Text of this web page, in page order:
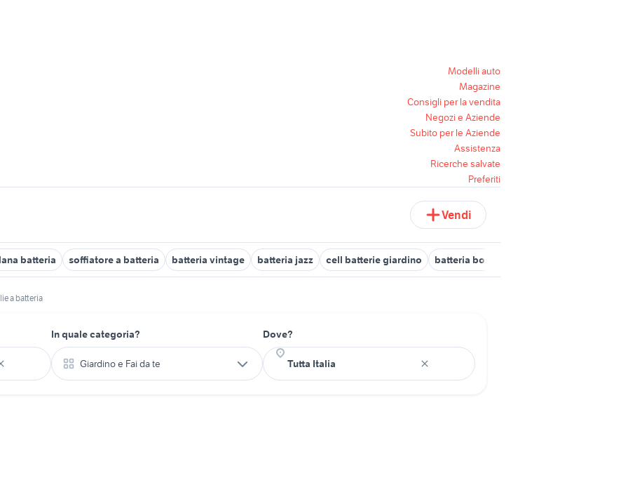
Modelli auto
Magazine
Consigli per la vendita
Negozi e Aziende
Subito per le Aziende
Assistenza
Ricerche salvate
Preferiti
Vendi
batteria soffiatore a batteria batteria vintage batteria jazz cell batterie giardino batteria bosch
a batteria
In quale categoria?
Giardino e Fai da te
Dove?